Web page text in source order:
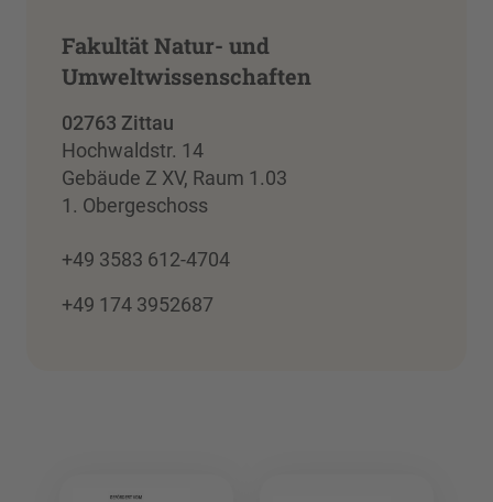
Fakultät Natur- und
Umweltwissenschaften
02763 Zittau
Hochwaldstr. 14
Gebäude Z XV, Raum 1.03
1. Obergeschoss
+49 3583 612-4704
+49 174 3952687